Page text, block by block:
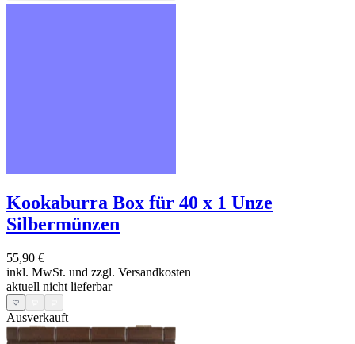
Kookaburra Box für 40 x 1 Unze
Silbermünzen
55,90 €
inkl. MwSt. und zzgl. Versandkosten
aktuell nicht lieferbar
Ausverkauft